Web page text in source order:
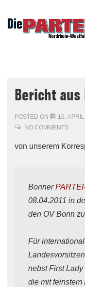
Skip
Bericht aus
POSTED ON 16.
NO COMMENTS
von unserem
BonnerPARTEI
08.04.2011 in
den OV Bonn
Für
nebst First
die mit feinstem